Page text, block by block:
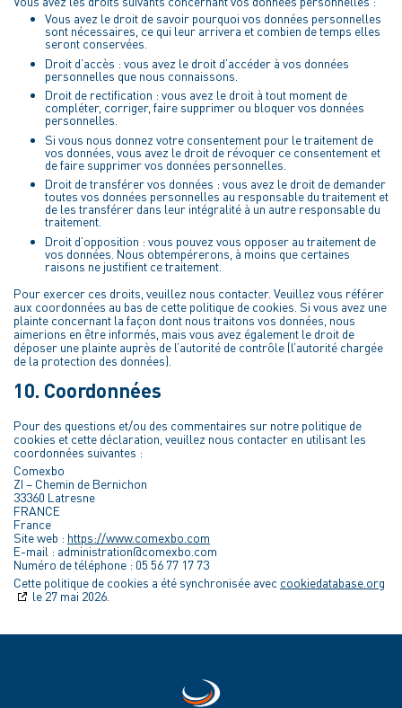
Vous avez le droit de savoir pourquoi vos données personnelles
sont nécessaires, ce qui leur arrivera et combien de temps elles
seront conservées.
Droit d’accès : vous avez le droit d’accéder à vos données
personnelles que nous connaissons.
Droit de rectification : vous avez le droit à tout moment de
compléter, corriger, faire supprimer ou bloquer vos données
personnelles.
Si vous nous donnez votre consentement pour le traitement de
vos données, vous avez le droit de révoquer ce consentement et
de faire supprimer vos données personnelles.
Droit de transférer vos données : vous avez le droit de demander
toutes vos données personnelles au responsable du traitement et
de les transférer dans leur intégralité à un autre responsable du
traitement.
Droit d’opposition : vous pouvez vous opposer au traitement de
vos données. Nous obtempérerons, à moins que certaines
raisons ne justifient ce traitement.
Pour exercer ces droits, veuillez nous contacter. Veuillez vous référer
aux coordonnées au bas de cette politique de cookies. Si vous avez une
plainte concernant la façon dont nous traitons vos données, nous
aimerions en être informés, mais vous avez également le droit de
déposer une plainte auprès de l’autorité de contrôle (l’autorité chargée
de la protection des données).
10. Coordonnées
Pour des questions et/ou des commentaires sur notre politique de
cookies et cette déclaration, veuillez nous contacter en utilisant les
coordonnées suivantes :
Comexbo
ZI – Chemin de Bernichon
33360 Latresne
FRANCE
France
Site web : https://www.comexbo.com
E-mail : administration@comexbo.com
Numéro de téléphone : 05 56 77 17 73
Cette politique de cookies a été synchronisée avec cookiedatabase.org
le 27 mai 2026.